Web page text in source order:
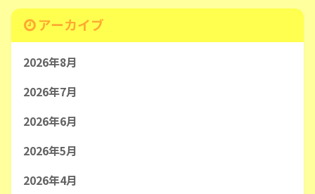
アーカイブ
2026年8月
2026年7月
2026年6月
2026年5月
2026年4月